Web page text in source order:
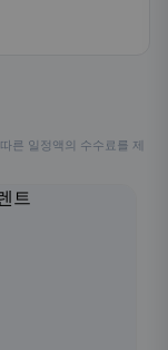
른 일정액의 수수료를 제